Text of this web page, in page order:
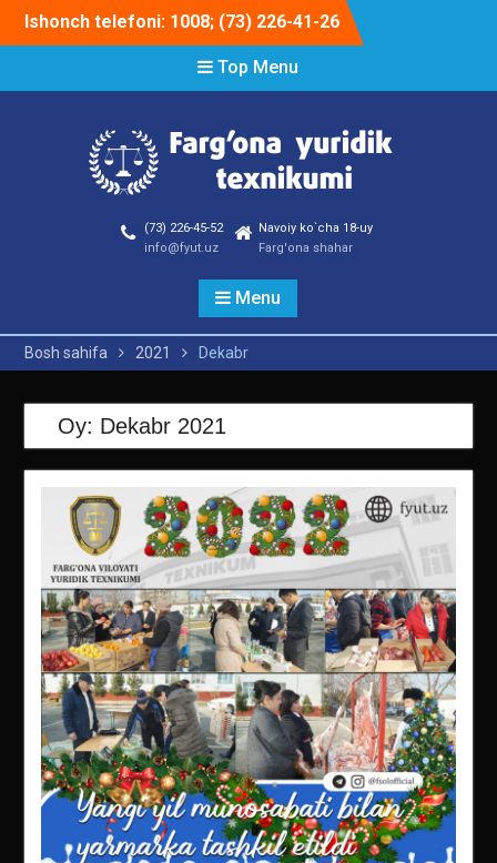
Ishonch telefoni: 1008; (73) 226-41-26
Top Menu
(73) 226-45-52
info@fyut.uz
Navoiy ko`cha 18-uy
Farg'ona shahar
Menu
Bosh sahifa 2021 Dekabr
Oy: Dekabr 2021